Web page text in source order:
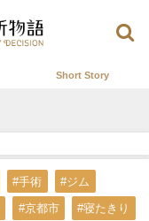
Short Story
#手術 #ジム
#京都市 #寝たきり